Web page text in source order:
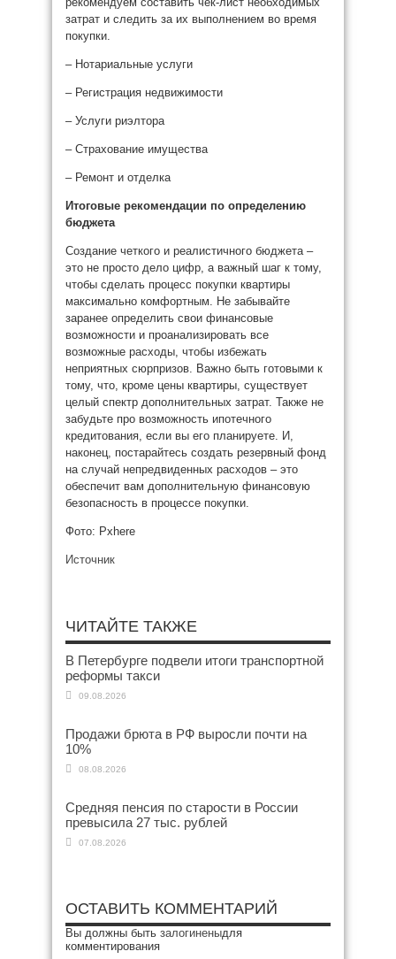
затрат и следить за их выполнением во время
покупки.
– Нотариальные услуги
– Регистрация недвижимости
– Услуги риэлтора
– Страхование имущества
– Ремонт и отделка
Итоговые рекомендации по определению
бюджета
Создание четкого и реалистичного бюджета –
это не просто дело цифр, а важный шаг к тому,
чтобы сделать процесс покупки квартиры
максимально комфортным. Не забывайте
заранее определить свои финансовые
возможности и проанализировать все
возможные расходы, чтобы избежать
неприятных сюрпризов. Важно быть готовыми к
тому, что, кроме цены квартиры, существует
целый спектр дополнительных затрат. Также не
забудьте про возможность ипотечного
кредитования, если вы его планируете. И,
наконец, постарайтесь создать резервный фонд
на случай непредвиденных расходов – это
обеспечит вам дополнительную финансовую
безопасность в процессе покупки.
Фото: Pxhere
Источник
ЧИТАЙТЕ ТАКЖЕ
В Петербурге подвели итоги транспортной
реформы такси
09.08.2026
Продажи брюта в РФ выросли почти на
10%
08.08.2026
Средняя пенсия по старости в России
превысила 27 тыс. рублей
07.08.2026
ОСТАВИТЬ КОММЕНТАРИЙ
Вы должны быть залогиненыдля
комментирования